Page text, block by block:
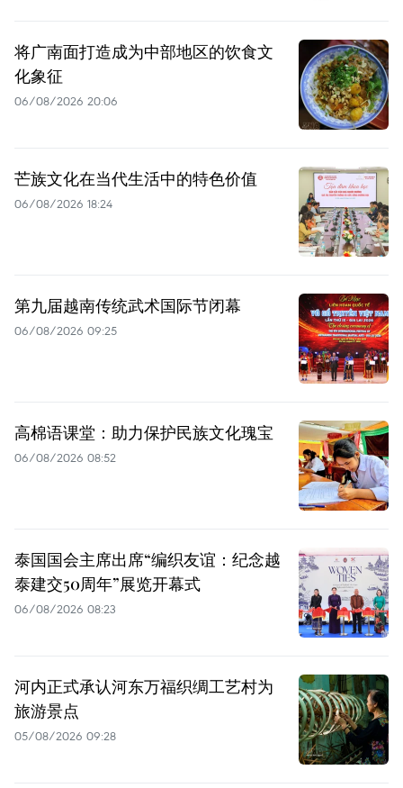
将广南面打造成为中部地区的饮食文
化象征
06/08/2026 20:06
芒族文化在当代生活中的特色价值
06/08/2026 18:24
第九届越南传统武术国际节闭幕
06/08/2026 09:25
高棉语课堂：助力保护民族文化瑰宝
06/08/2026 08:52
泰国国会主席出席“编织友谊：纪念越
泰建交50周年”展览开幕式
06/08/2026 08:23
河内正式承认河东万福织绸工艺村为
旅游景点
05/08/2026 09:28